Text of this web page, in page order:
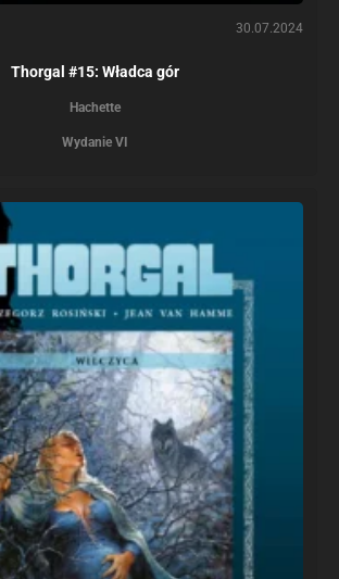
30.07.2024
Thorgal #15: Władca gór
Hachette
Wydanie VI